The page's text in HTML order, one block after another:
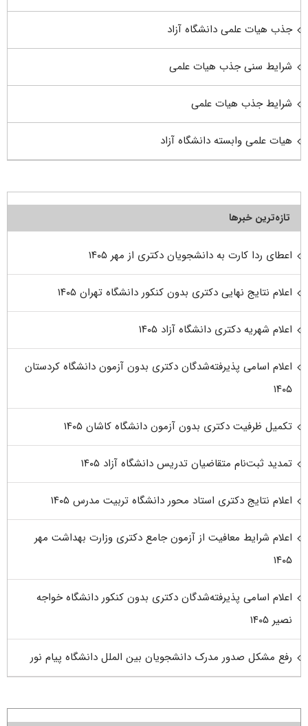
جذب هیات علمی دانشگاه آزاد
شرایط سنی جذب هیات علمی
شرایط جذب هیات علمی
هیات علمی وابسته دانشگاه آزاد
تازه‌ترین خبرها
اعطای ردا کارت به دانشجویان دکتری از مهر ۱۴۰۵
اعلام نتایج نهایی دکتری بدون کنکور دانشگاه تهران ۱۴۰۵
اعلام شهریه دکتری دانشگاه آزاد ۱۴۰۵
اعلام اسامی پذیرفته‌شدگان دکتری بدون آزمون دانشگاه کردستان
۱۴۰۵
تکمیل ظرفیت دکتری بدون آزمون دانشگاه کاشان ۱۴۰۵
تمدید ثبت‌نام متقاضیان تدریس دانشگاه آزاد ۱۴۰۵
اعلام نتایج دکتری استاد محور دانشگاه تربیت مدرس ۱۴۰۵
اعلام شرایط معافیت از آزمون جامع دکتری وزارت بهداشت مهر
۱۴۰۵
اعلام اسامی پذیرفته‌شدگان دکتری بدون کنکور دانشگاه خواجه
نصیر ۱۴۰۵
رفع مشکل صدور مدرک دانشجویان بین الملل دانشگاه پیام نور